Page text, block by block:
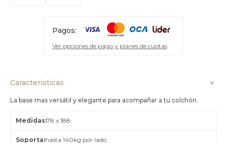
Pagos:
Ver opciones de pago y planes de cuotas
Características
La base mas versátil y elegante para acompañar a tu colchón.
Medidas 78 x 188
Soporta hasta 140kg por lado